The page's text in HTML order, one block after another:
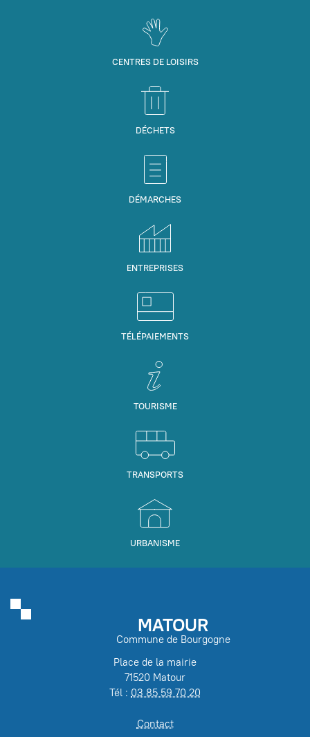
CENTRES DE LOISIRS
DÉCHETS
DÉMARCHES
ENTREPRISES
TÉLÉPAIEMENTS
TOURISME
TRANSPORTS
URBANISME
MATOUR
Commune de Bourgogne
Place de la mairie
71520 Matour
Tél : 03 85 59 70 20
Contact